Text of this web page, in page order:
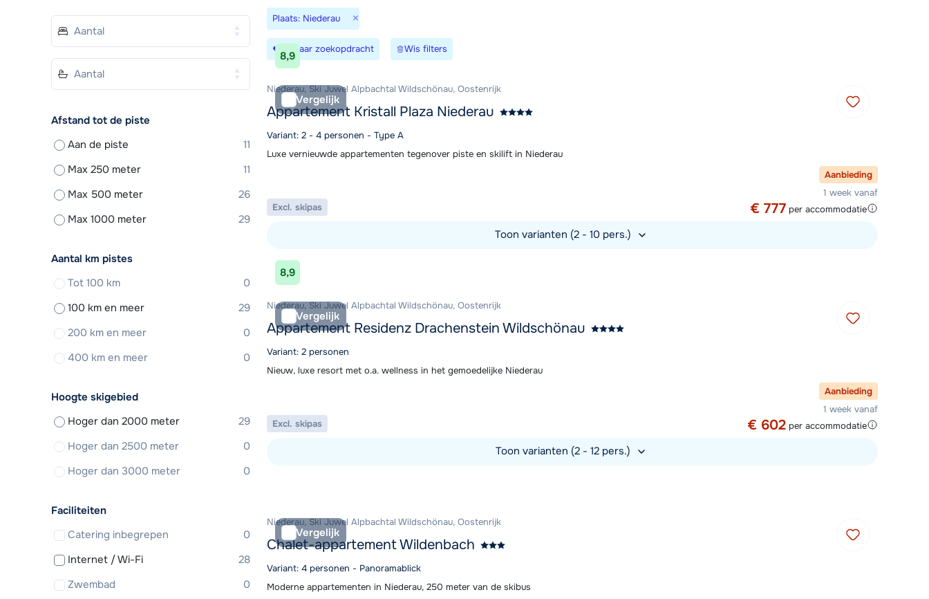
Plaats: Niederau ×
Bewaar zoekopdracht Wis filters
8,9
Vergelijk
Niederau, Ski Juwel Alpbachtal Wildschönau, Oostenrijk
Appartement Kristall Plaza Niederau
Variant: 2 - 4 personen - Type A
Luxe vernieuwde appartementen tegenover piste en skilift in Niederau
Aanbieding
1 week vanaf
€ 777 per accommodatie
Excl. skipas
Toon varianten (2 - 10 pers.)
Bekijk accommodatie
8,9
Vergelijk
Niederau, Ski Juwel Alpbachtal Wildschönau, Oostenrijk
Appartement Residenz Drachenstein Wildschönau
Variant: 2 personen
Nieuw, luxe resort met o.a. wellness in het gemoedelijke Niederau
Aanbieding
1 week vanaf
€ 602 per accommodatie
Excl. skipas
Toon varianten (2 - 12 pers.)
Vergelijk
Niederau, Ski Juwel Alpbachtal Wildschönau, Oostenrijk
Chalet-appartement Wildenbach
Variant: 4 personen - Panoramablick
Moderne appartementen in Niederau, 250 meter van de skibus
Afstand tot de piste
Aan de piste
11
Max 250 meter
11
Max 500 meter
26
Max 1000 meter
29
Aantal km pistes
Tot 100 km
0
100 km en meer
29
200 km en meer
0
400 km en meer
0
Hoogte skigebied
Hoger dan 2000 meter
29
Hoger dan 2500 meter
0
Hoger dan 3000 meter
0
Faciliteiten
Catering inbegrepen
0
Internet / Wi-Fi
28
Zwembad
0